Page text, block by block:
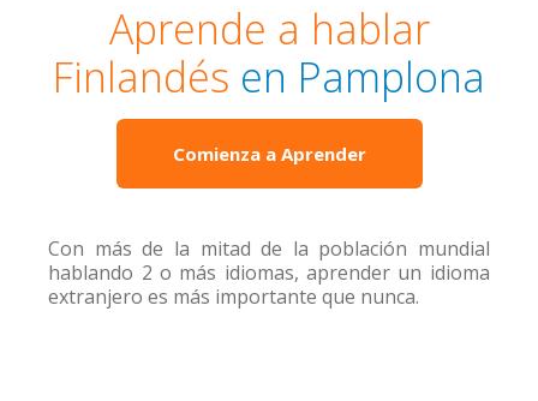
Aprende a hablar
Finlandés en Pamplona
Comienza a Aprender
Con más de la mitad de la población mundial
hablando 2 o más idiomas, aprender un idioma
extranjero es más importante que nunca.